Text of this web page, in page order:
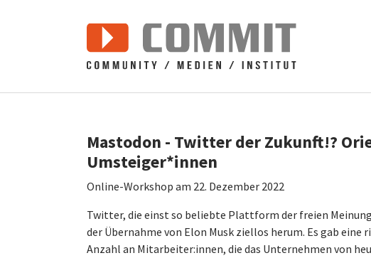
Mastodon - Twitter der Zukunft!?
Umsteiger*innen
Online-Workshop am 22. Dezember 2022
Twitter, die einst so beliebte Plattform der freien
der Übernahme von Elon Musk ziellos herum. Es gab
Anzahl an Mitarbeiter:innen, die das Unternehmen von